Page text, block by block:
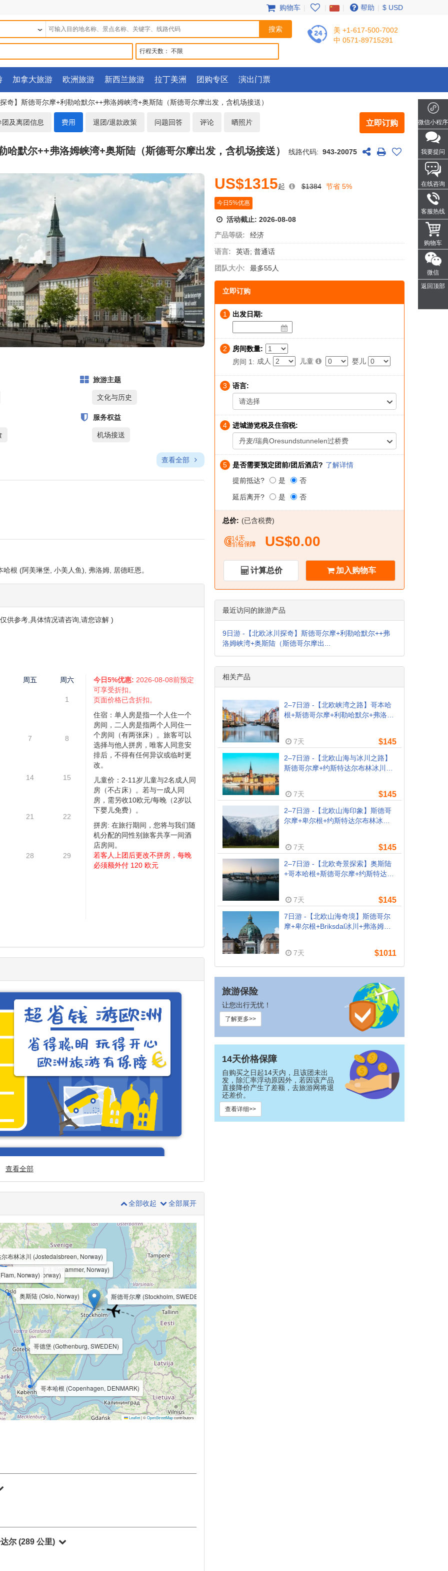
购物车 帮助 $ USD
行程天数： 不限
美 +1-617-500-7002
中 0571-89715291
加拿大旅游 欧洲旅游 新西兰旅游 拉丁美洲 团购专区 演出门票
奇】斯德哥尔摩+利勒哈默尔++弗洛姆峡湾+奥斯陆（斯德哥尔摩出发，含机场接送）
团及离团信息 费用 退团/退款政策 问题回答 评论 晒照片 立即订购
哈默尔++弗洛姆峡湾+奥斯陆（斯德哥尔摩出发，含机场接送） 线路代码: 943-20075
机场接送
根 (阿美琳堡, 小美人鱼), 弗洛姆, 居德旺恩。
供参考,具体情况请咨询,请您谅解 )
周五 周六
28 29
今日5%优惠:
2026-08-08前预定
可享受折扣。
页面价格已含折扣。
住宿：单人房是指一个人住一个
房间，二人房是指两个人同住一
个房间（有两张床）。旅客可以
下婴儿免费）。
拼房: 在旅行期间，您将与我们随
店房间。
若客人上团后更改不拼房，每晚
必须额外付 120 欧元
查看全部
全部收起 全部展开
利勒哈默尔 (Lillehammer, Norway)
布林冰川 (Jostedalsbreen, Norway)
Norway)
Norway)
US$1315起 $1384 节省 5%
今日5%优惠
活动截止: 2026-08-08
产品等级:
经济
语言: 英语; 普通话
团队大小: 最多55人
立即订购
1 出发日期:
2
房间数量:
房间 1: 成人 儿童 婴儿
3
语言:
请选择
4
进城游览税及住宿税:
丹麦/瑞典Oresundstunnelen过桥费
5 是否需要预定团前/团后酒店? 了解详情
提前抵达?
是 否
延后离开? 是 否
总价: (已含税费)
US$0.00
计算总价 加入购物车
最近访问的旅游产品
9日游 -【北欧冰川探奇】斯德哥尔摩+利勒哈默尔++弗
洛姆峡湾+奥斯陆（斯德哥尔摩出...
相关产品
2–7日游 -【北欧峡湾之路】哥本哈
根+斯德哥尔摩+利勒哈默尔+弗洛姆
7天 $145
2–7日游 -【北欧山海与冰川之路】
斯德哥尔摩+约斯特达尔布林冰川
7天 $145
2–7日游 -【北欧山海印象】斯德哥
尔摩+卑尔根+约斯特达尔布林冰川
7天 $145
2–7日游 -【北欧奇景探索】奥斯陆
+哥本哈根+斯德哥尔摩+约斯特达尔
7天 $145
7日游 -【北欧山海奇境】斯德哥尔
摩+卑尔根+Briksdal冰川+弗洛姆峡
7天 $1011
旅游保险
让您出行无忧！
了解更多>>
14天价格保障
自购买之日起14天内，且该团未出
发，除汇率浮动原因外，若因该产品
直接降价产生了差额，去旅游网将退
还差价。
查看详细>>
微信小程序
我要提问
在线咨询
客服热线
购物车
微信
返回顶部